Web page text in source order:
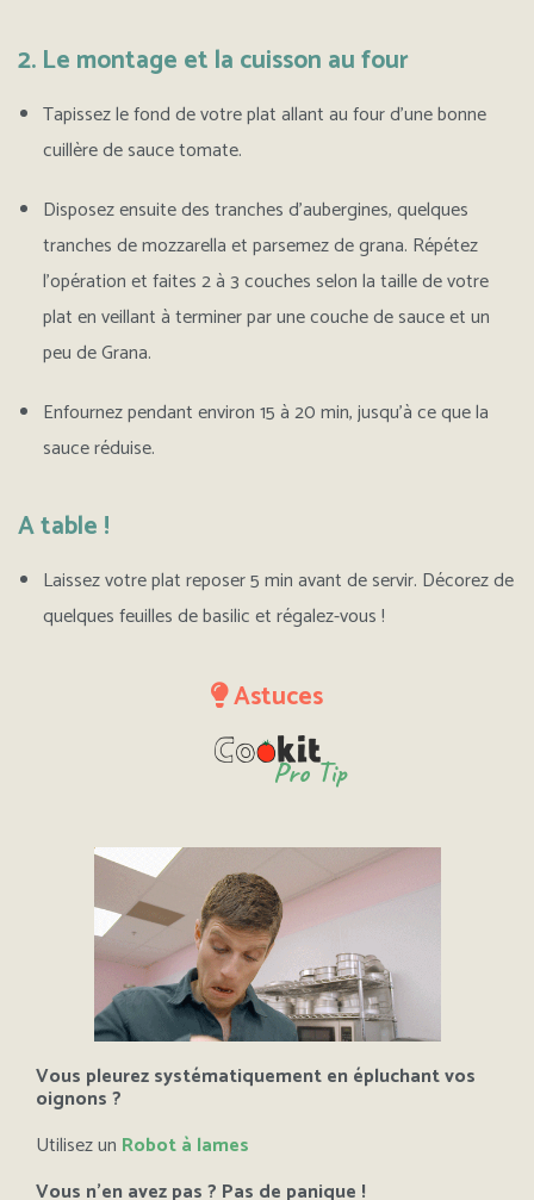
2. Le montage et la cuisson au four
Tapissez le fond de votre plat allant au four d’une bonne
cuillère de sauce tomate.
Disposez ensuite des tranches d’aubergines, quelques
tranches de mozzarella et parsemez de grana. Répétez
l’opération et faites 2 à 3 couches selon la taille de votre
plat en veillant à terminer par une couche de sauce et un
peu de Grana.
Enfournez pendant environ 15 à 20 min, jusqu’à ce que la
sauce réduise.
A table !
Laissez votre plat reposer 5 min avant de servir. Décorez de
quelques feuilles de basilic et régalez-vous !
Astuces
Pro Tip
Vous pleurez systématiquement en épluchant vos
oignons ?
Utilisez un Robot à lames
Vous n’en avez pas ? Pas de panique !